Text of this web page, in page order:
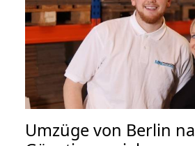
Umzüge von Berlin